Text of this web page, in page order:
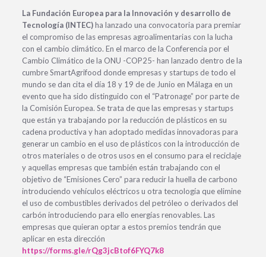
La Fundación Europea para la Innovación y desarrollo de
Tecnología (INTEC)ha lanzado una convocatoria para premiar
el compromiso de las empresas agroalimentarias con la lucha
con el cambio climático. En el marco de la Conferencia por el
Cambio Climático de la ONU -COP25- han lanzado dentro de la
cumbre SmartAgrifood donde empresas y startups de todo el
mundo se dan cita el día 18 y 19 de de Junio en Málaga en un
evento que ha sido distinguido con el “Patronage” por parte de
la Comisión Europea. Se trata de que las empresas y startups
que están ya trabajando por la reducción de plásticos en su
cadena productiva y han adoptado medidas innovadoras para
generar un cambio en el uso de plásticos con la introducción de
otros materiales o de otros usos en el consumo para el reciclaje
y aquellas empresas que también están trabajando con el
objetivo de “Emisiones Cero” para reducir la huella de carbono
introduciendo vehículos eléctricos u otra tecnología que elimine
el uso de combustibles derivados del petróleo o derivados del
carbón introduciendo para ello energías renovables. Las
empresas que quieran optar a estos premios tendrán que
aplicar en esta dirección
https://forms.gle/rQg3jcBtof6FYQ7k8